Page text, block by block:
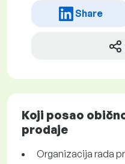
Share
Koji posao
prodaje
Organizacija rada